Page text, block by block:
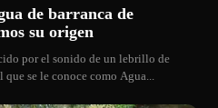
de barranca de
su origen
por el sonido de un lebrillo de
se le conoce como Agua...